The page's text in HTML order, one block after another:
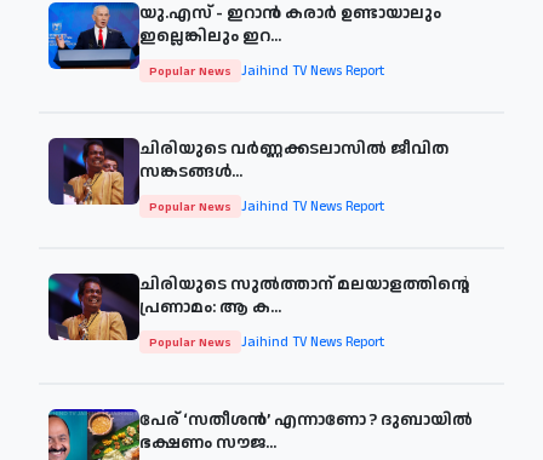
യു.എസ് - ഇറാൻ കരാർ ഉണ്ടായാലും
ഇല്ലെങ്കിലും ഇറ...
Popular News Jaihind TV News Report
ചിരിയുടെ വര്‍ണ്ണക്കടലാസില്‍ ജീവിത
സങ്കടങ്ങള്‍...
Popular News Jaihind TV News Report
ചിരിയുടെ സുൽത്താന് മലയാളത്തിന്റെ
പ്രണാമം: ആ ക...
Popular News Jaihind TV News Report
പേര് ‘സതീശന്‍’ എന്നാണോ ? ദുബായില്‍
ഭക്ഷണം സൗജ...